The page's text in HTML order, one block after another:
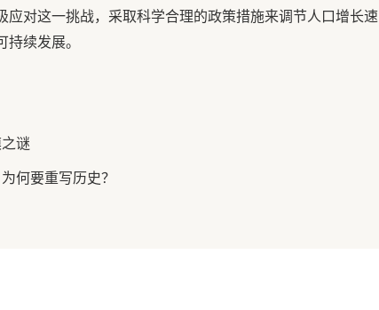
应对这一挑战，采取科学合理的政策措施来调节人口增长速
续发展。
谜
何要重写历史？